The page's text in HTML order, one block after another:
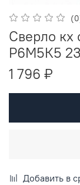
Сверло кх
Р6М5К5
1 796 ₽
Добавить в